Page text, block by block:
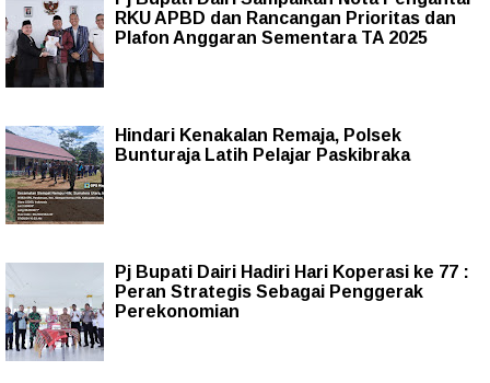
RKU APBD dan Rancangan Prioritas dan
Plafon Anggaran Sementara TA 2025
Hindari Kenakalan Remaja, Polsek
Bunturaja Latih Pelajar Paskibraka
Pj Bupati Dairi Hadiri Hari Koperasi ke 77 :
Peran Strategis Sebagai Penggerak
Perekonomian